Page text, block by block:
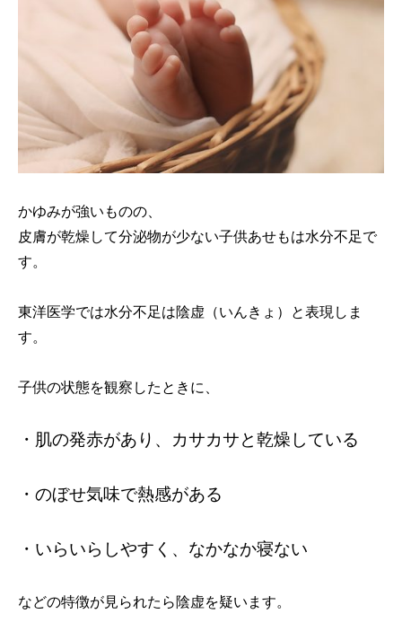
かゆみが強いものの、
皮膚が乾燥して分泌物が少ない子供あせもは水分不足で
す。
東洋医学では水分不足は陰虚（いんきょ）と表現しま
す。
子供の状態を観察したときに、
・肌の発赤があり、カサカサと乾燥している
・のぼせ気味で熱感がある
・いらいらしやすく、なかなか寝ない
などの特徴が見られたら陰虚を疑います。